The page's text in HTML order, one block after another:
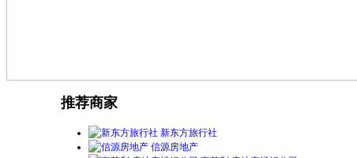
推荐商家
新东方旅行社
信源房地产